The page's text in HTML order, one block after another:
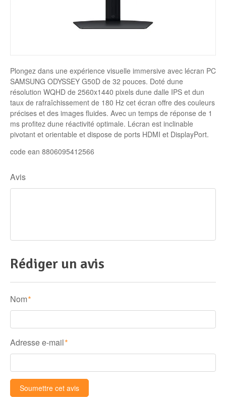
Plongez dans une expérience visuelle immersive avec lécran PC
SAMSUNG ODYSSEY G50D de 32 pouces. Doté dune
résolution WQHD de 2560x1440 pixels dune dalle IPS et dun
taux de rafraîchissement de 180 Hz cet écran offre des couleurs
précises et des images fluides. Avec un temps de réponse de 1
ms profitez dune réactivité optimale. Lécran est inclinable
pivotant et orientable et dispose de ports HDMI et DisplayPort.
code ean 8806095412566
Avis
Rédiger un avis
Nom *
Adresse e-mail *